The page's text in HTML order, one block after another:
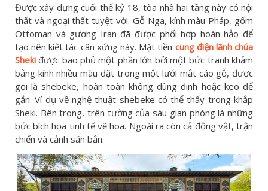
Được xây dựng cuối thế kỷ 18, tòa nhà hai tầng này có nội
thất và ngoại thất tuyệt vời. Gỗ Nga, kính màu Pháp, gốm
Ottoman và gương Iran đã được phối hợp hoàn hảo để
tạo nên kiệt tác cân xứng này. Mặt tiền cung điện lãnh chúa
Sheki được bao phủ một phần lớn bởi một bức tranh khảm
bằng kính nhiều màu đặt trong một lưới mắt cáo gỗ, được
gọi là shebeke, hoàn toàn không dùng đinh hoặc keo để
gắn. Ví dụ về nghệ thuật shebeke có thể thấy trong khắp
Sheki. Bên trong, trên tường của sáu gian phòng là những
bức bích họa tinh tế vẽ hoa. Ngoài ra còn cả động vật, trận
chiến và cảnh săn bắn.